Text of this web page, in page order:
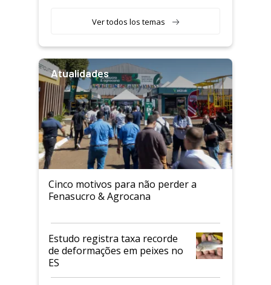
Ver todos los temas
Atualidades
Cinco motivos para não perder a
Fenasucro & Agrocana
Estudo registra taxa recorde
de deformações em peixes no
ES